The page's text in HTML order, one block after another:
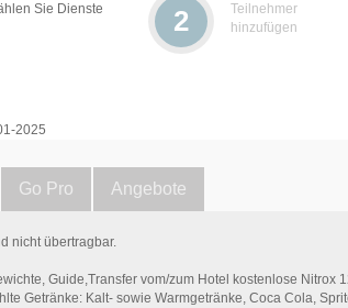
Sie Dienste 2
Teilnehmer
hinzufügen
2025
Go Pro Angebote
nicht übertragbar.
Guide,Transfer vom/zum Hotel kostenlose Nitrox
Getränke: Kalt- sowie Warmgetränke, Coca Cola,